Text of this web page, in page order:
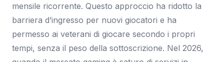
mensile ricorrente. Questo approccio ha ridotto la
barriera d’ingresso per nuovi giocatori e ha
permesso ai veterani di giocare secondo i propri
tempi, senza il peso della sottoscrizione. Nel 2026,